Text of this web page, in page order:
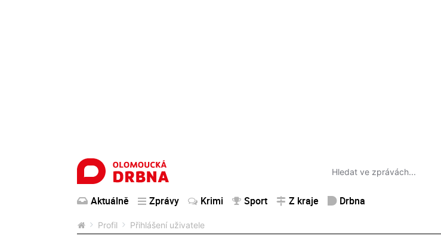
Aktuálně Zprávy Krimi Sport Z kraje Drbna
Profil Přihlášení uživatele